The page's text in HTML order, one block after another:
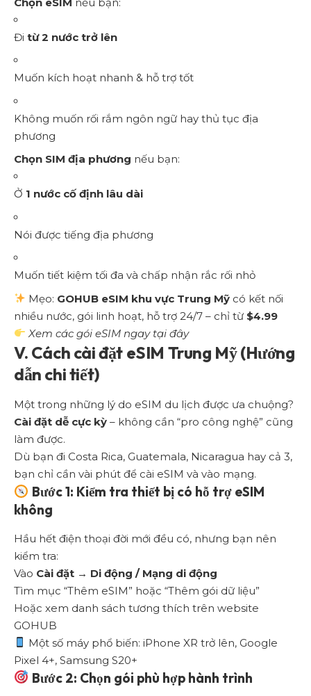
Đi từ 2 nước trở lên
Muốn kích hoạt nhanh & hỗ trợ tốt
Không muốn rối rắm ngôn ngữ hay thủ tục địa
phương
Chọn SIM địa phương nếu bạn:
Ở 1 nước cố định lâu dài
Nói được tiếng địa phương
Muốn tiết kiệm tối đa và chấp nhận rắc rối nhỏ
Mẹo: GOHUB eSIM khu vực Trung Mỹ có kết nối
nhiều nước, gói linh hoạt, hỗ trợ 24/7 – chỉ từ $4.99
Xem các gói eSIM ngay tại đây
V. Cách cài đặt eSIM Trung Mỹ (Hướng
dẫn chi tiết)
Một trong những lý do eSIM du lịch được ưa chuộng?
Cài đặt dễ cực kỳ – không cần “pro công nghệ” cũng
làm được.
Dù bạn đi Costa Rica, Guatemala, Nicaragua hay cả 3,
bạn chỉ cần vài phút để cài eSIM và vào mạng.
Bước 1: Kiểm tra thiết bị có hỗ trợ eSIM
không
Hầu hết điện thoại đời mới đều có, nhưng bạn nên
kiểm tra:
Vào Cài đặt → Di động / Mạng di động
Tìm mục “Thêm eSIM” hoặc “Thêm gói dữ liệu”
Hoặc xem danh sách tương thích trên website
GOHUB
Một số máy phổ biến: iPhone XR trở lên, Google
Pixel 4+, Samsung S20+
Bước 2: Chọn gói phù hợp hành trình